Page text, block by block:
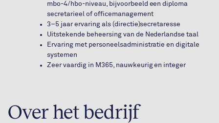
mbo-4/hbo-niveau, bijvoorbeeld een diploma
secretarieel of officemanagement
3–5 jaar ervaring als (directie)secretaresse
Uitstekende beheersing van de Nederlandse taal
Ervaring met personeelsadministratie en digitale
systemen
Zeer vaardig in M365, nauwkeurig en integer
Over het bedrijf